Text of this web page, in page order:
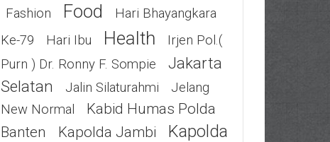
Fashion Food
Hari Bhayangkara
Ke-79
Hari Ibu Health
Irjen Pol.(
Purn ) Dr. Ronny F. Sompie
Jakarta
Selatan
Jalin Silaturahmi
Jelang
New Normal
Kabid Humas Polda
Banten
Kapolda Jambi
Kapolda